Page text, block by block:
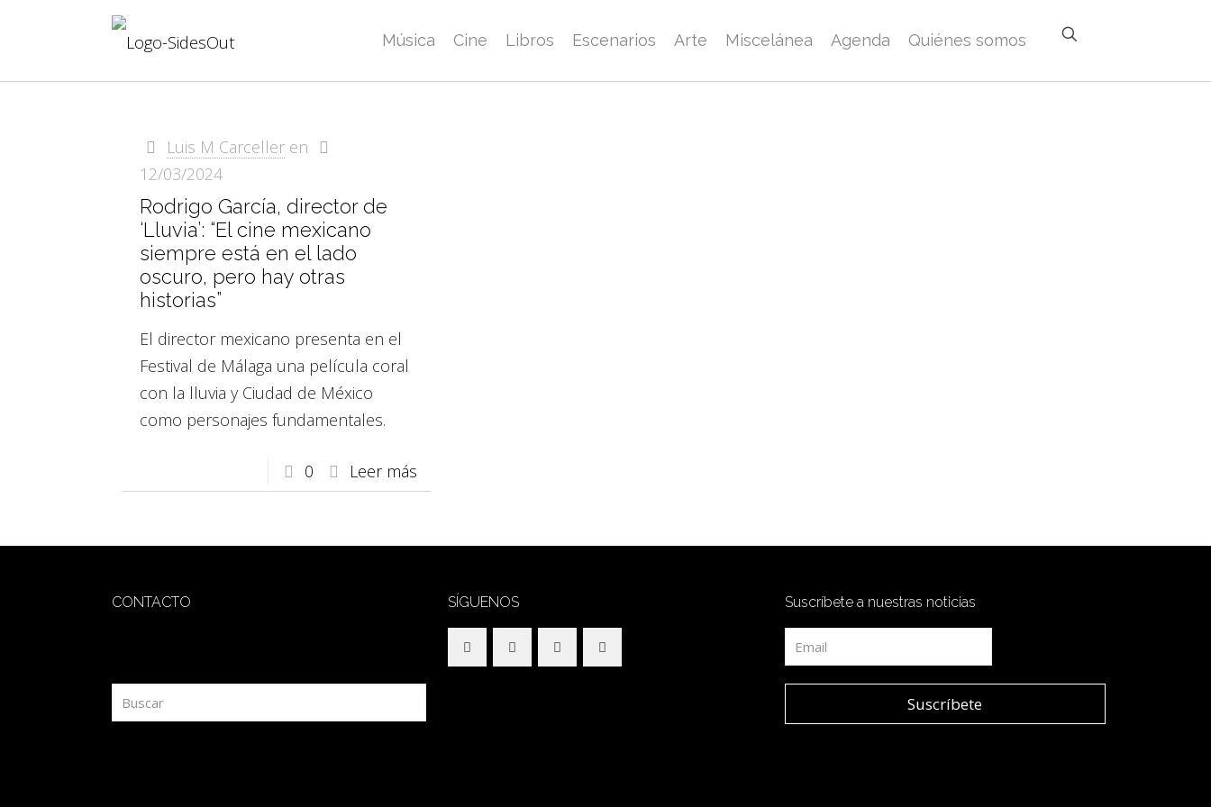
Música Cine Libros Escenarios Arte Miscelánea Agenda Quiénes somos
Luis M Carceller en
12/03/2024
Rodrigo García, director de
‘Lluvia’: “El cine mexicano
siempre está en el lado
oscuro, pero hay otras
historias”
El director mexicano presenta en el
Festival de Málaga una película coral
con la lluvia y Ciudad de México
como personajes fundamentales.
0 Leer más
CONTACTO SÍGUENOS Suscríbete a nuestras noticias